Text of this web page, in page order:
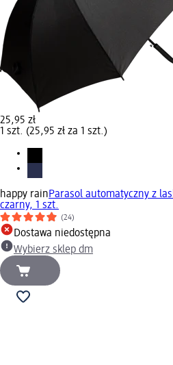
25,95 zł
1 szt. (25,95 zł za 1 szt.)
happy rainParasol automatyczny z
czarny, 1 szt.
(24)
Dostawa niedostępna
Wybierz sklep dm